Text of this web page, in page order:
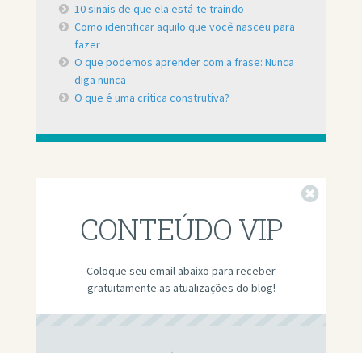
10 sinais de que ela está-te traindo
Como identificar aquilo que você nasceu para
fazer
O que podemos aprender com a frase: Nunca
diga nunca
O que é uma crítica construtiva?
CONTEÚDO VIP
Coloque seu email abaixo para receber
gratuitamente as atualizações do blog!